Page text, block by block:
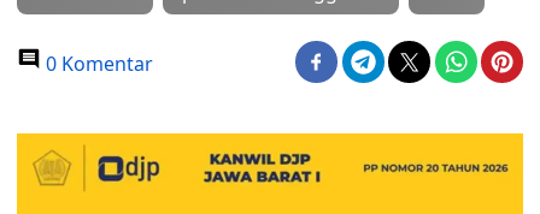
0 Komentar